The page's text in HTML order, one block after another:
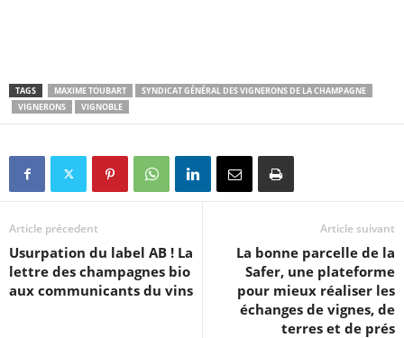
TAGS MAXIME TOUBART
SYNDICAT GÉNÉRAL DES VIGNERONS DE LA CHAMPAGNE
VIGNERONS
VIGNOBLE
Article précedent
Usurpation du label AB ! La
lettre des champagnes bio
aux communicants du vins
Article suivant
La bonne parcelle de la
Safer, une plateforme
pour mieux réaliser les
échanges de vignes, de
terres et de prés